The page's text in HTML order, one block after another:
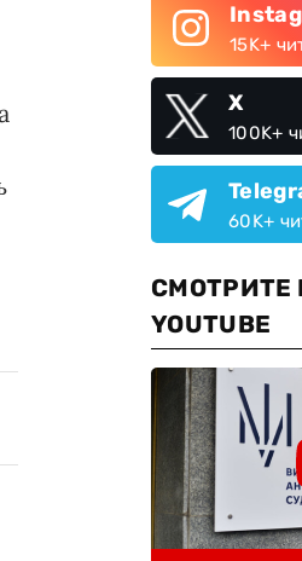
15K+
X
100K+
60K+
СМОТРИТЕ
YOUTUBE